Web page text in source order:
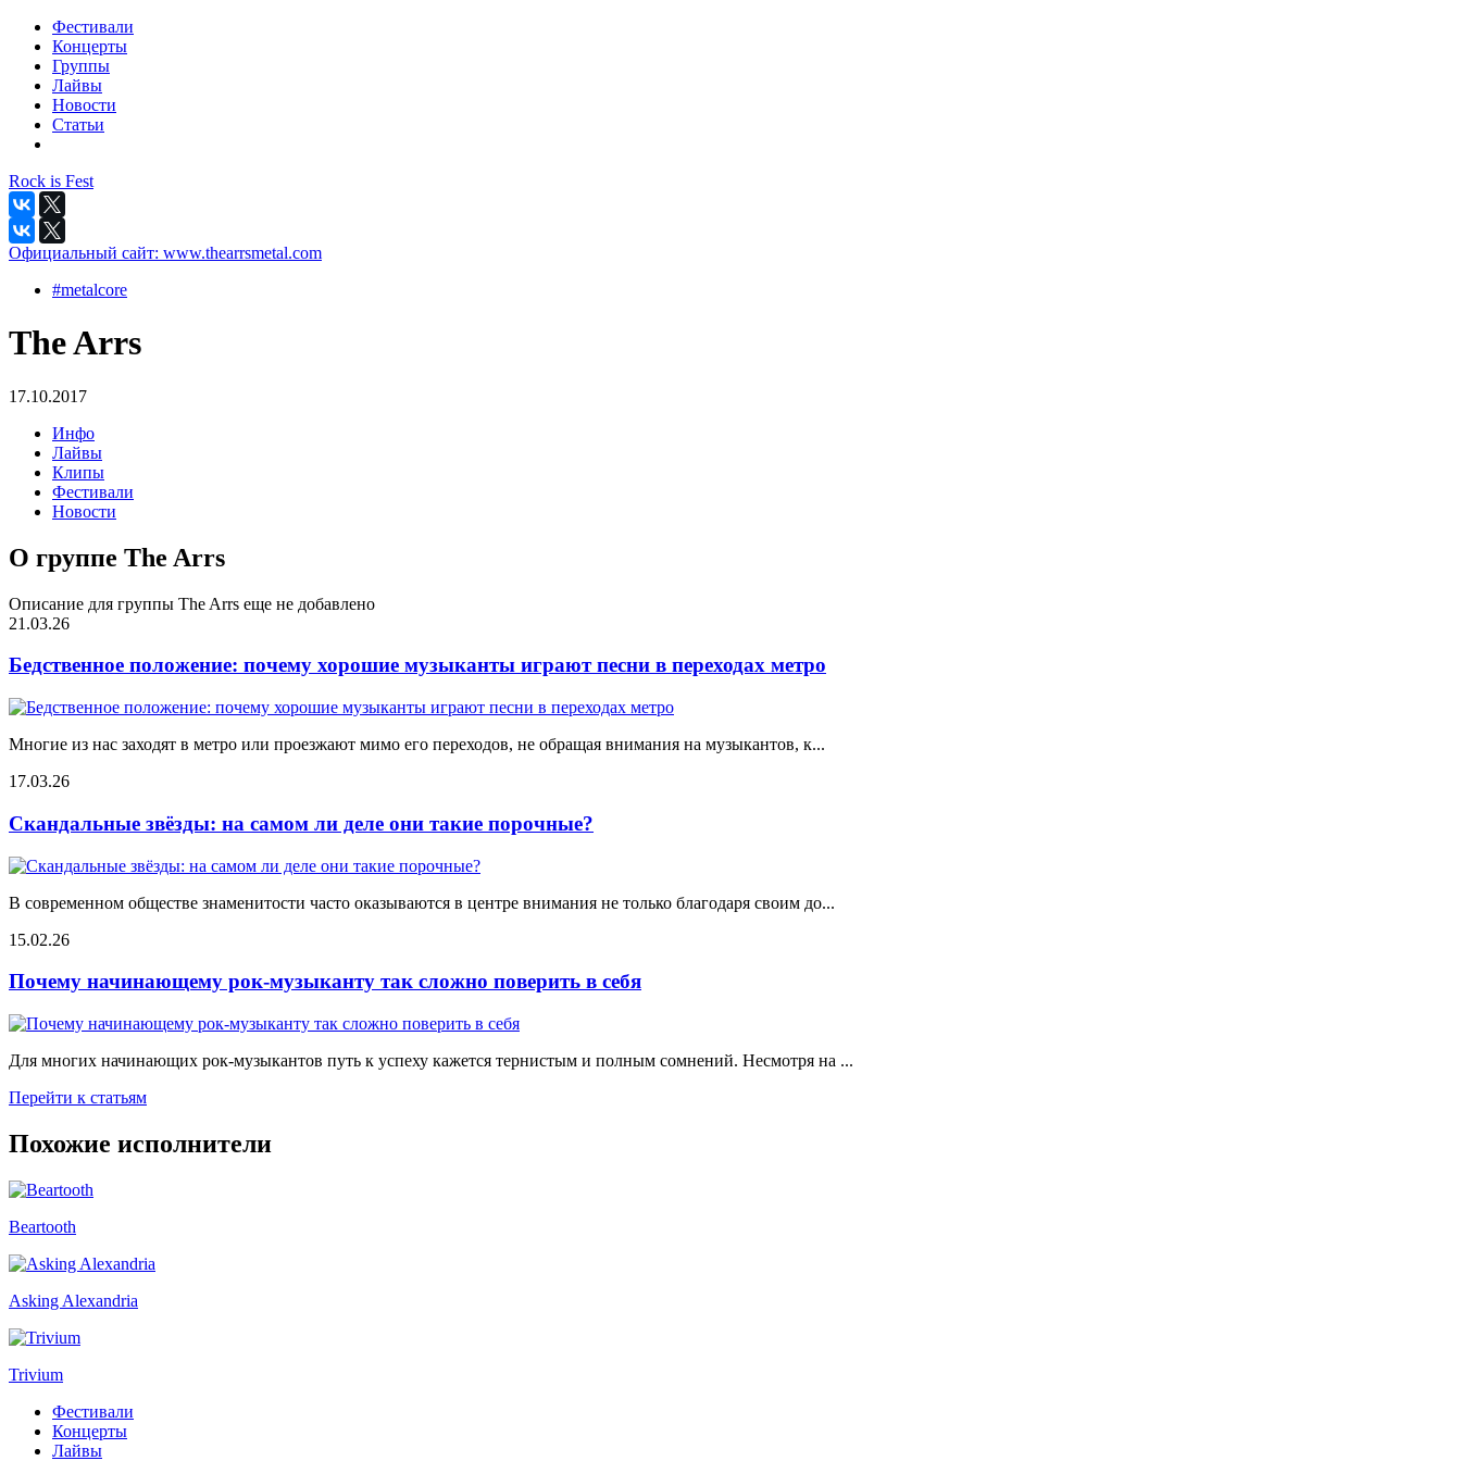
Фестивали
Концерты
Группы
Лайвы
Новости
Статьи
Rock is Fest
Официальный сайт: www.thearrsmetal.com
#metalcore
The Arrs
17.10.2017
Инфо
Лайвы
Клипы
Фестивали
Новости
О группе The Arrs
Описание для группы The Arrs еще не добавлено
21.03.26
Бедственное положение: почему хорошие музыканты играют песни в переходах метро
Многие из нас заходят в метро или проезжают мимо его переходов, не обращая внимания на музыкантов, к...
17.03.26
Скандальные звёзды: на самом ли деле они такие порочные?
В современном обществе знаменитости часто оказываются в центре внимания не только благодаря своим до...
15.02.26
Почему начинающему рок-музыканту так сложно поверить в себя
Для многих начинающих рок-музыкантов путь к успеху кажется тернистым и полным сомнений. Несмотря на ...
Перейти к статьям
Похожие исполнители
Beartooth
Asking Alexandria
Trivium
Фестивали
Концерты
Лайвы